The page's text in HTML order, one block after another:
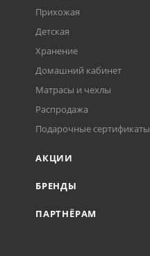
Прихожая
Детская
Хранение
Домашний кабинет
Матрасы и чехлы
Распродажа
Подарочные сертификаты
АКЦИИ
БРЕНДЫ
ПАРТНЁРАМ